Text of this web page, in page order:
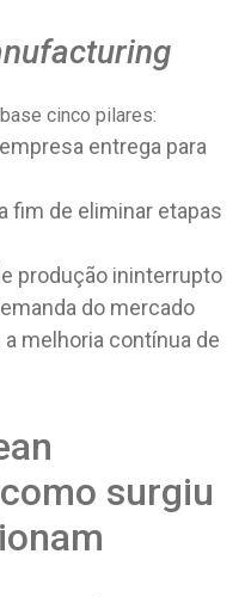
cinco pilares:
entrega para
fim de eliminar etapas
produção ininterrupto
do mercado
melhoria contínua de
surgiu